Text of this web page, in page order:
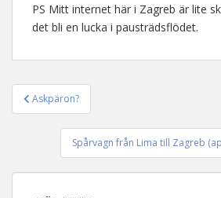
PS Mitt internet här i Zagreb är lite
det bli en lucka i pausträdsflödet.
Inläggsnavigering
Askpäron?
Spårvagn från Lima till Zagreb